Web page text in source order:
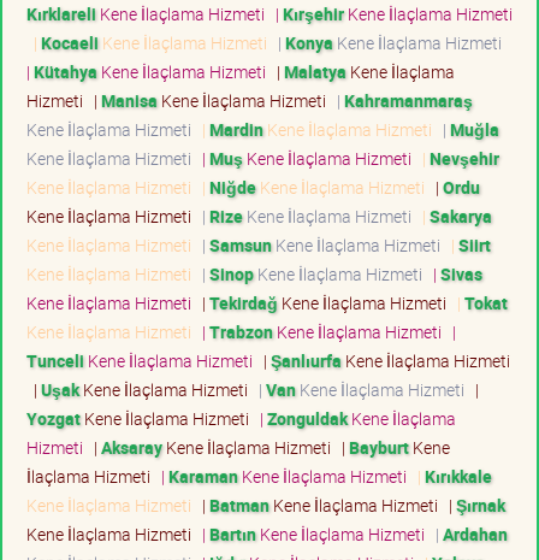
Kırklareli Kene İlaçlama Hizmeti | KırşehirKene İlaçlama Hizmeti
| Kocaeli Kene İlaçlama Hizmeti | Konya Kene İlaçlama Hizmeti
| Kütahya Kene İlaçlama Hizmeti | Malatya Kene İlaçlama
Hizmeti | Manisa Kene İlaçlama Hizmeti | Kahramanmaraş
Kene İlaçlama Hizmeti | MardinKene İlaçlama Hizmeti | Muğla
Kene İlaçlama Hizmeti | Muş Kene İlaçlama Hizmeti | Nevşehir
Kene İlaçlama Hizmeti | NiğdeKene İlaçlama Hizmeti | Ordu
Kene İlaçlama Hizmeti | RizeKene İlaçlama Hizmeti | Sakarya
Kene İlaçlama Hizmeti | SamsunKene İlaçlama Hizmeti | Siirt
Kene İlaçlama Hizmeti | SinopKene İlaçlama Hizmeti | Sivas
Kene İlaçlama Hizmeti | Tekirdağ Kene İlaçlama Hizmeti | Tokat
Kene İlaçlama Hizmeti | TrabzonKene İlaçlama Hizmeti |
Tunceli Kene İlaçlama Hizmeti | Şanlıurfa Kene İlaçlama Hizmeti
| UşakKene İlaçlama Hizmeti | VanKene İlaçlama Hizmeti |
YozgatKene İlaçlama Hizmeti | ZonguldakKene İlaçlama
Hizmeti | AksarayKene İlaçlama Hizmeti | BayburtKene
İlaçlama Hizmeti | KaramanKene İlaçlama Hizmeti | Kırıkkale
Kene İlaçlama Hizmeti | BatmanKene İlaçlama Hizmeti | Şırnak
Kene İlaçlama Hizmeti | BartınKene İlaçlama Hizmeti | Ardahan